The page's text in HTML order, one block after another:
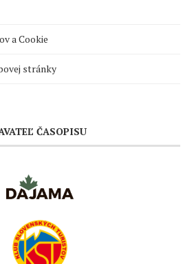
a Cookie
stránky
ČASOPISU